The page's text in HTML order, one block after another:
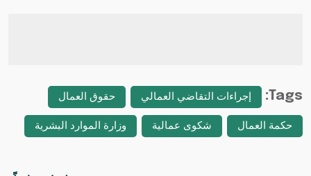
Tags: إجراءات التقاضي العمالي حقوق العمال
حكمة العمال شكوى عمالية وزارة الموارد البشرية